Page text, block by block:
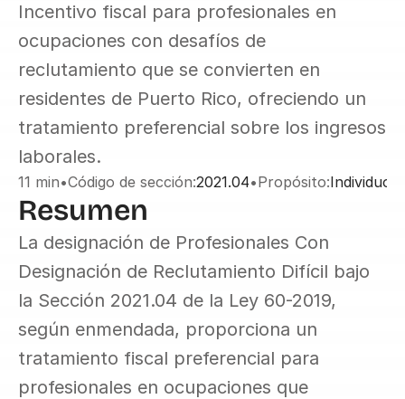
Incentivo fiscal para profesionales en
ocupaciones con desafíos de
reclutamiento que se convierten en
residentes de Puerto Rico, ofreciendo un
tratamiento preferencial sobre los ingresos
laborales.
11 min•Código de sección:2021.04•Propósito:
Resumen
La designación de Profesionales Con
Designación de Reclutamiento Difícil bajo
la Sección 2021.04 de la Ley 60-2019,
según enmendada, proporciona un
tratamiento fiscal preferencial para
profesionales en ocupaciones que